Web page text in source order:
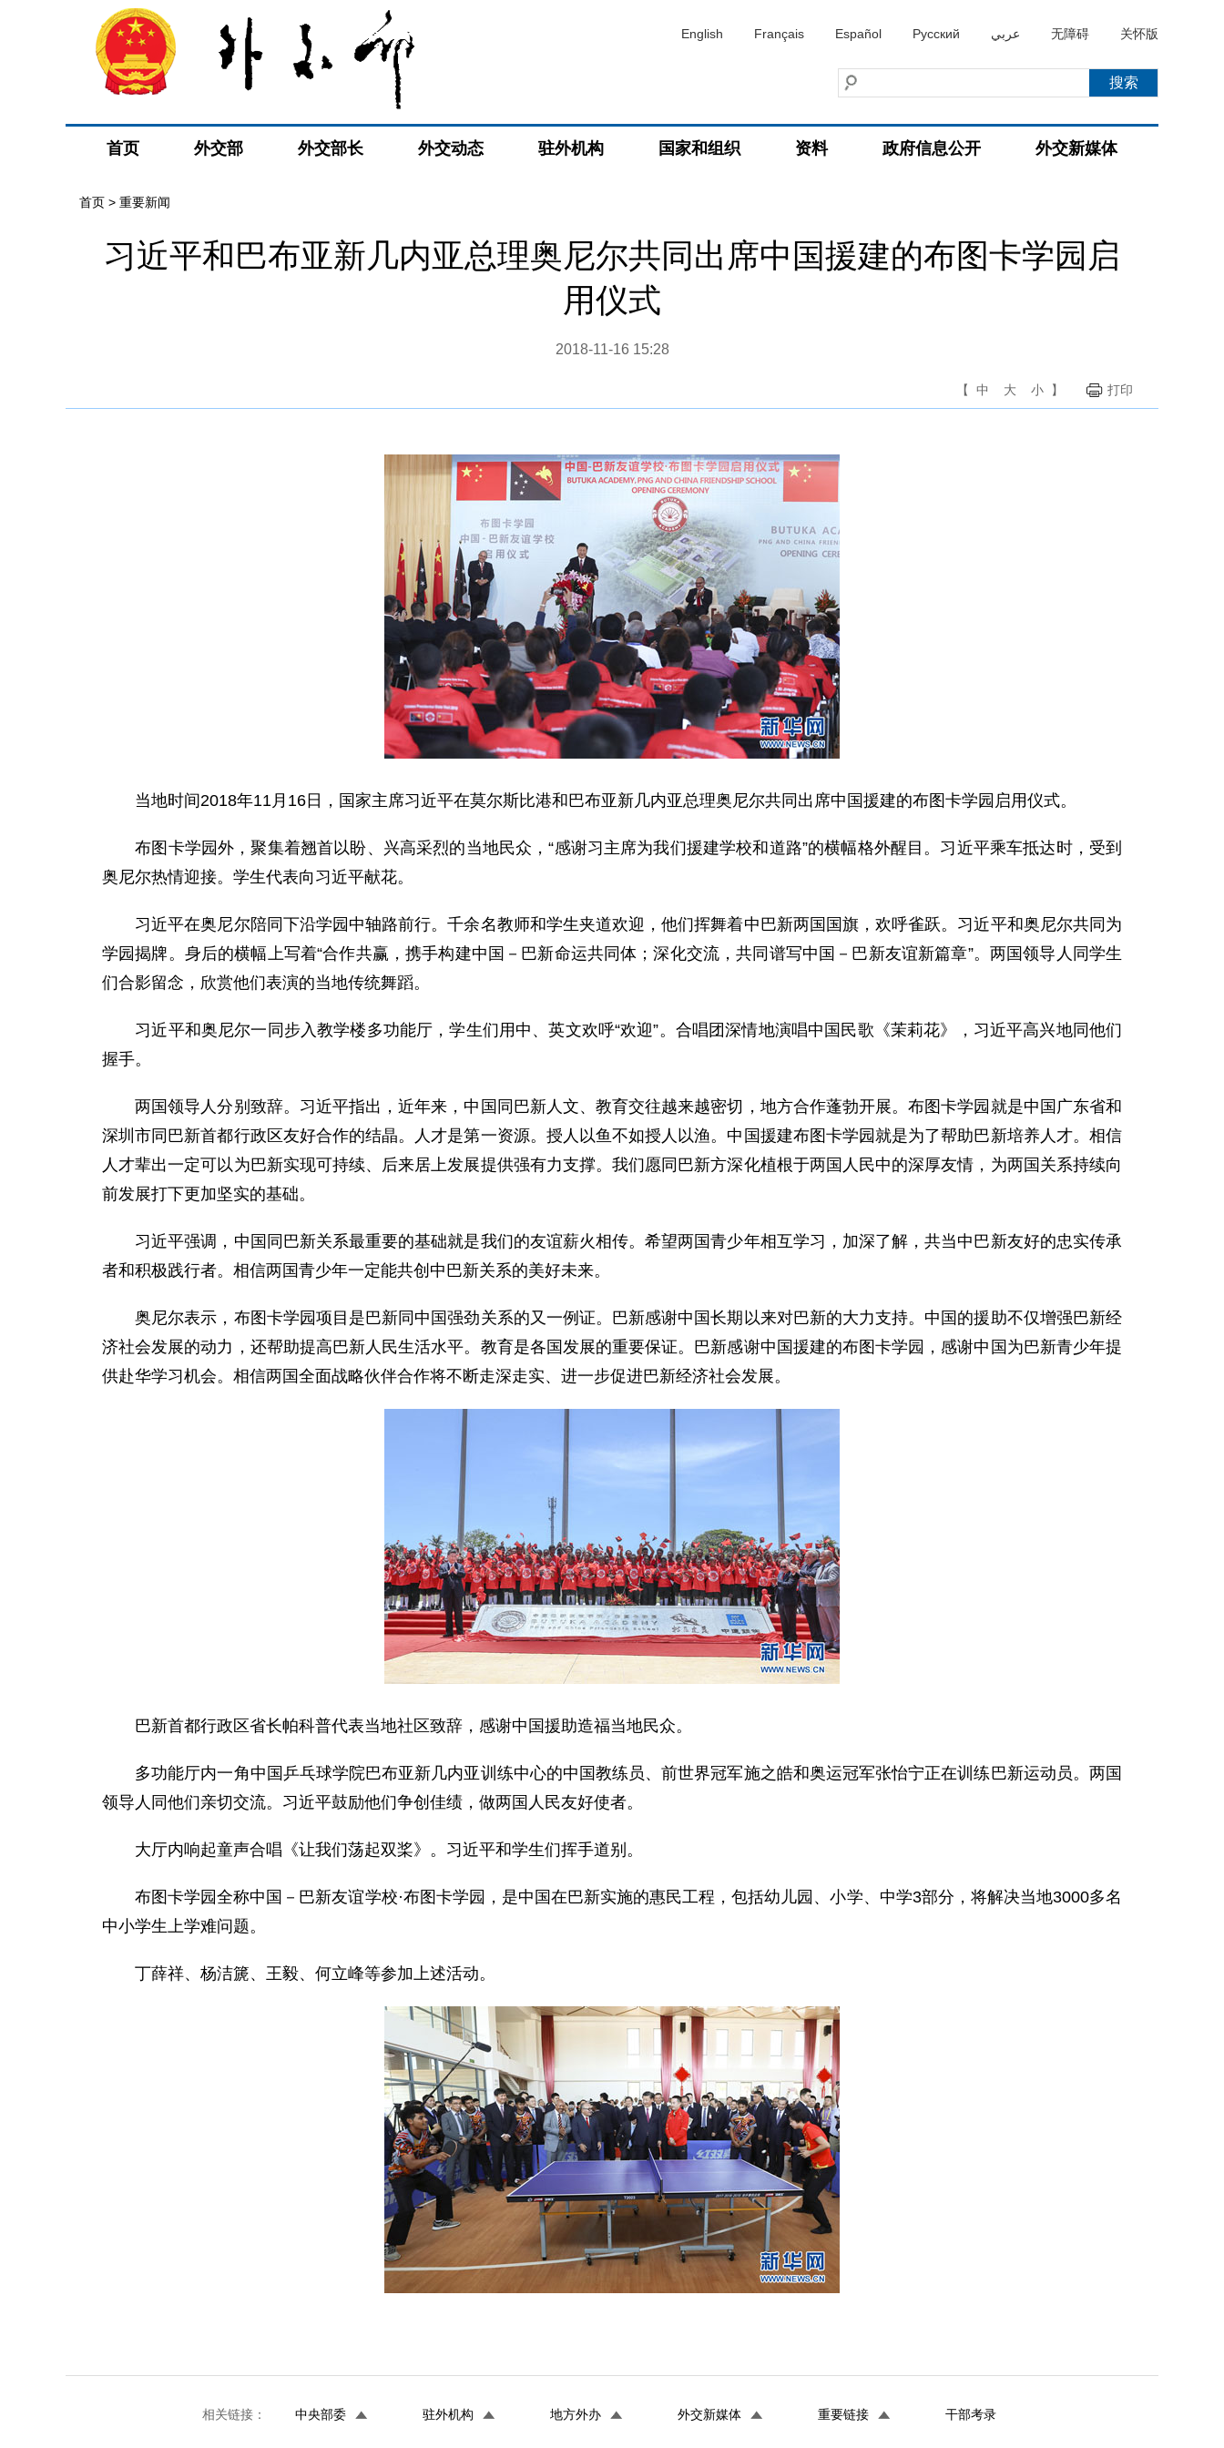
English Français Español Русский عربي 无障碍 关怀版
首页 外交部 外交部长 外交动态 驻外机构 国家和组织 资料 政府信息公开 外交新媒体
首页 > 重要新闻
习近平和巴布亚新几内亚总理奥尼尔共同出席中国援建的布图卡学园启
用仪式
2018-11-16 15:28
【 中 大 小 】 打印
当地时间2018年11月16日，国家主席习近平在莫尔斯比港和巴布亚新几内亚总理奥尼尔共同出席中国援建的布图卡学园启用仪式。
布图卡学园外，聚集着翘首以盼、兴高采烈的当地民众，“感谢习主席为我们援建学校和道路”的横幅格外醒目。习近平乘车抵达时，受到
奥尼尔热情迎接。学生代表向习近平献花。
习近平在奥尼尔陪同下沿学园中轴路前行。千余名教师和学生夹道欢迎，他们挥舞着中巴新两国国旗，欢呼雀跃。习近平和奥尼尔共同为
学园揭牌。身后的横幅上写着“合作共赢，携手构建中国－巴新命运共同体；深化交流，共同谱写中国－巴新友谊新篇章”。两国领导人同学生
们合影留念，欣赏他们表演的当地传统舞蹈。
习近平和奥尼尔一同步入教学楼多功能厅，学生们用中、英文欢呼“欢迎”。合唱团深情地演唱中国民歌《茉莉花》，习近平高兴地同他们
握手。
两国领导人分别致辞。习近平指出，近年来，中国同巴新人文、教育交往越来越密切，地方合作蓬勃开展。布图卡学园就是中国广东省和
深圳市同巴新首都行政区友好合作的结晶。人才是第一资源。授人以鱼不如授人以渔。中国援建布图卡学园就是为了帮助巴新培养人才。相信
人才辈出一定可以为巴新实现可持续、后来居上发展提供强有力支撑。我们愿同巴新方深化植根于两国人民中的深厚友情，为两国关系持续向
前发展打下更加坚实的基础。
习近平强调，中国同巴新关系最重要的基础就是我们的友谊薪火相传。希望两国青少年相互学习，加深了解，共当中巴新友好的忠实传承
者和积极践行者。相信两国青少年一定能共创中巴新关系的美好未来。
奥尼尔表示，布图卡学园项目是巴新同中国强劲关系的又一例证。巴新感谢中国长期以来对巴新的大力支持。中国的援助不仅增强巴新经
济社会发展的动力，还帮助提高巴新人民生活水平。教育是各国发展的重要保证。巴新感谢中国援建的布图卡学园，感谢中国为巴新青少年提
供赴华学习机会。相信两国全面战略伙伴合作将不断走深走实、进一步促进巴新经济社会发展。
巴新首都行政区省长帕科普代表当地社区致辞，感谢中国援助造福当地民众。
多功能厅内一角中国乒乓球学院巴布亚新几内亚训练中心的中国教练员、前世界冠军施之皓和奥运冠军张怡宁正在训练巴新运动员。两国
领导人同他们亲切交流。习近平鼓励他们争创佳绩，做两国人民友好使者。
大厅内响起童声合唱《让我们荡起双桨》。习近平和学生们挥手道别。
布图卡学园全称中国－巴新友谊学校·布图卡学园，是中国在巴新实施的惠民工程，包括幼儿园、小学、中学3部分，将解决当地3000多名
中小学生上学难问题。
丁薛祥、杨洁篪、王毅、何立峰等参加上述活动。
相关链接： 中央部委 驻外机构 地方外办 外交新媒体 重要链接 干部考录